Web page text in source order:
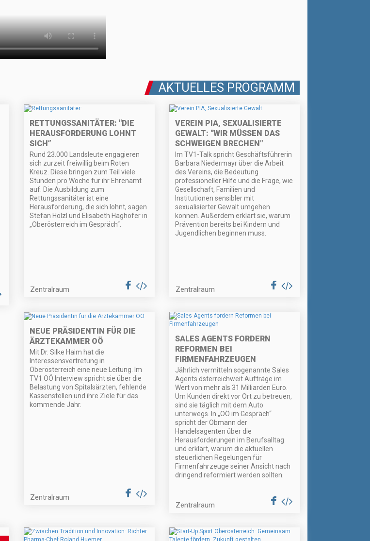
AKTUELLES PROGRAMM
RETTUNGSSANITÄTER: "DIE
HERAUSFORDERUNG LOHNT
SICH”
Rund 23.000 Landsleute engagieren
sich zurzeit freiwillig beim Roten
Kreuz. Diese bringen zum Teil viele
Stunden pro Woche für ihr Ehrenamt
auf. Die Ausbildung zum
Rettungssanitäter ist eine
Herausforderung, die sich lohnt, sagen
Stefan Hölzl und Elisabeth Haghofer in
„Oberösterreich im Gespräch“.
Zentralraum
VEREIN PIA, SEXUALISIERTE
GEWALT: "WIR MÜSSEN DAS
SCHWEIGEN BRECHEN"
Im TV1-Talk spricht Geschäftsführerin
Barbara Niedermayr über die Arbeit
des Vereins, die Bedeutung
professioneller Hilfe und die Frage, wie
Gesellschaft, Familien und
Institutionen sensibler mit
sexualisierter Gewalt umgehen
können. Außerdem erklärt sie, warum
Prävention bereits bei Kindern und
Jugendlichen beginnen muss.
Zentralraum
NEUE PRÄSIDENTIN FÜR DIE
ÄRZTEKAMMER OÖ
Mit Dr. Silke Haim hat die
Interessensvertretung in
Oberösterreich eine neue Leitung. Im
TV1 OÖ Interview spricht sie über die
Belastung von Spitalsärzten, fehlende
Kassenstellen und ihre Ziele für das
kommende Jahr.
Zentralraum
SALES AGENTS FORDERN
REFORMEN BEI
FIRMENFAHRZEUGEN
Jährlich vermitteln sogenannte Sales
Agents österreichweit Aufträge im
Wert von mehr als 31 Milliarden Euro.
Um Kunden direkt vor Ort zu betreuen,
sind sie täglich mit dem Auto
unterwegs. In „OÖ im Gespräch“
spricht der Obmann der
Handelsagenten über die
Herausforderungen im Berufsalltag
und erklärt, warum die aktuellen
steuerlichen Regelungen für
Firmenfahrzeuge seiner Ansicht nach
dringend reformiert werden sollten.
Zentralraum